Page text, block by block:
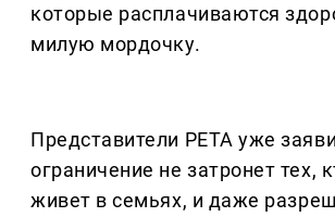
которые расплачиваются
милую мордочку.
Представители PETA уже
ограничение не затронет тех,
живет в семьях, и даже